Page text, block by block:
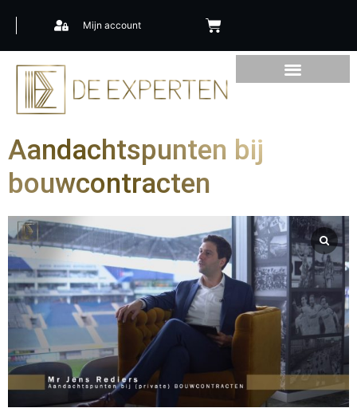
Mijn account
Aandachtspunten bij
bouwcontracten